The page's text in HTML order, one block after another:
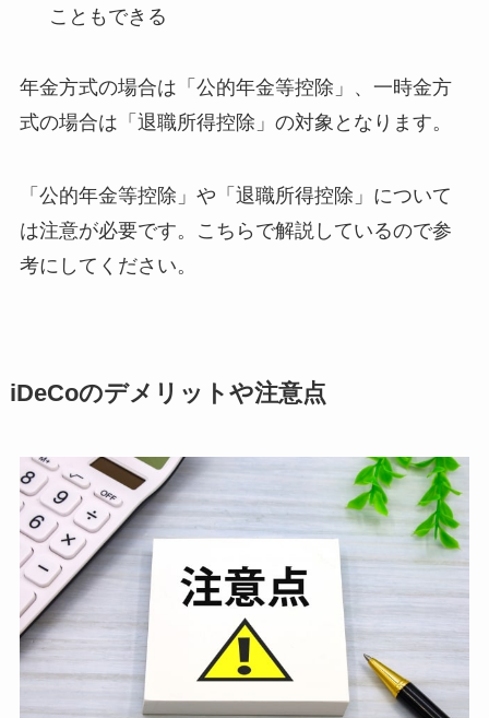
こともできる
年金方式の場合は「公的年金等控除」、一時金方
式の場合は「退職所得控除」の対象となります。
「公的年金等控除」や「退職所得控除」について
は注意が必要です。こちらで解説しているので参
考にしてください。
iDeCoのデメリットや注意点